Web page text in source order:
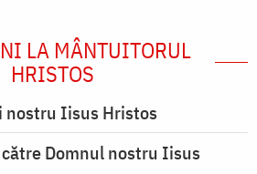
LA MÂNTUITORUL
HRISTOS
Iisus Hristos
Domnul nostru Iisus